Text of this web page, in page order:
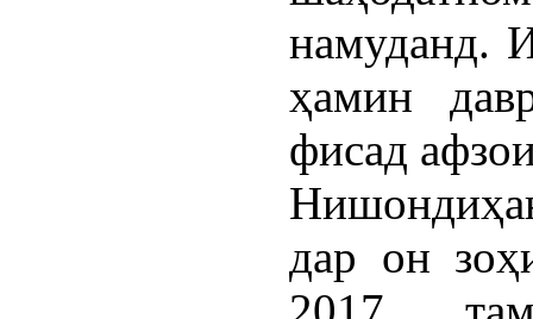
намуданд.
ҳамин
фисад
дар он